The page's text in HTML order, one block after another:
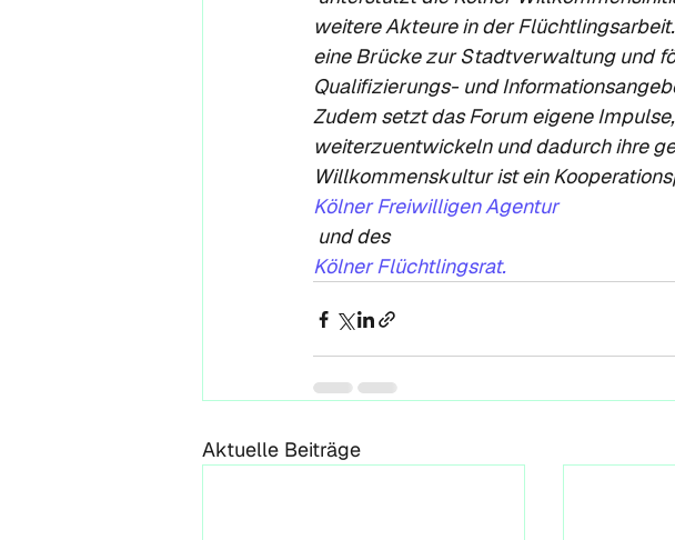
weitere Akteure in der
eine Brücke zur Stadtverwaltung und
Qualifizierungs- und
Zudem setzt das Forum eigene
weiterzuentwickeln und dadurch ihre
Willkommenskultur ist ein
Kölner Freiwilligen Agentur
und des
Kölner Flüchtlingsrat.
Aktuelle Beiträge